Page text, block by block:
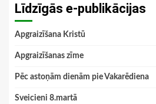
Līdzīgās e-publikācijas
Apgraizīšana Kristū
Apgraizīšanas zīme
Pēc astoņām dienām pie Vakarēdiena
Sveicieni 8.martā